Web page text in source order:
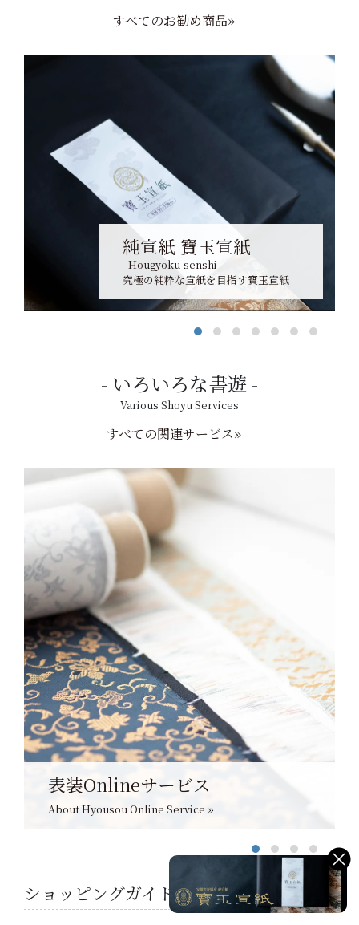
すべてのお勧め商品»
純宣紙 寶玉宣紙
- Hougyoku-senshi -
究極の純粋な宣紙を目指す寶玉宣紙
いろいろな書遊
Various Shoyu Services
すべての関連サービス»
表装Onlineサービス
About Hyousou Online Service »
ショッピングガイド Shopping guide